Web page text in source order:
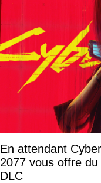
En attendant
2077 vous offre du
DLC